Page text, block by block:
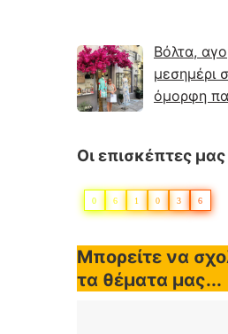
Βόλτα,
μεσημέρι
όμορφη
Οι επισκέπτες μας
0 6 1 0 3 6
Μπορείτε να
τα θέματα μας...